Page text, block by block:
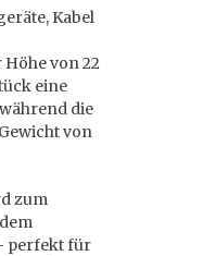
Kabel
von 22
eine
die
von
zum
perfekt für